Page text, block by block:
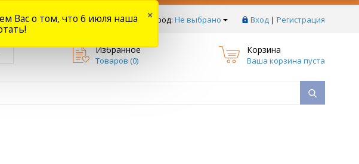
Ваш город: Не выбрано Вход | Регистрация
Форум Отзывы
Избранное
Товаров (0)
Корзина
Ваша корзина пуста
Вас о том, что 6 июля наша
×